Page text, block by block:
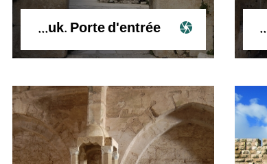
Palais mamelouk. Porte d'entrée
Palais mamelouk. Porte d'entrée